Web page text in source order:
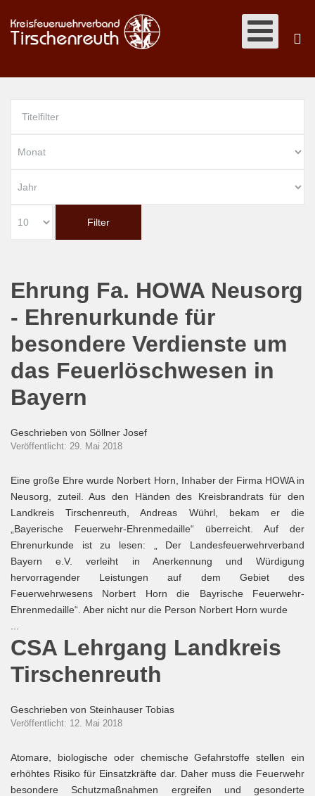
Filter
Ehrung Fa. HOWA Neusorg
- Ehrenurkunde für
besondere Verdienste um
das Feuerlöschwesen in
Bayern
Geschrieben von Söllner Josef
Veröffentlicht: 29. Mai 2018
Eine große Ehre wurde Norbert Horn, Inhaber der Firma HOWA in
Neusorg, zuteil. Aus den Händen des Kreisbrandrats für den
Landkreis Tirschenreuth, Andreas Wührl, bekam er die
„Bayerische Feuerwehr-Ehrenmedaille“ überreicht. Auf der
Ehrenurkunde ist zu lesen: „ Der Landesfeuerwehrverband
Bayern e.V. verleiht in Anerkennung und Würdigung
hervorragender Leistungen auf dem Gebiet des
Feuerwehrwesens Norbert Horn die Bayrische Feuerwehr-
Ehrenmedaille“. Aber nicht nur die Person Norbert Horn wurde
CSA Lehrgang Landkreis
Tirschenreuth
Geschrieben von Steinhauser Tobias
Veröffentlicht: 12. Mai 2018
Atomare, biologische oder chemische Gefahrstoffe stellen ein
erhöhtes Risiko für Einsatzkräfte dar. Daher muss die Feuerwehr
besondere Schutzmaßnahmen ergreifen und gesonderte